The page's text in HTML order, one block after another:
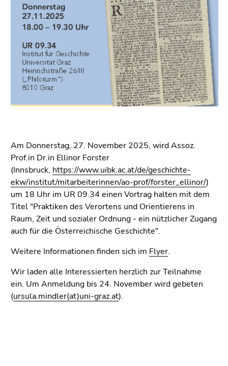
Inhalt
(Zugriffstaste
Zur
Positionsanzeige
(Zugriffstaste
2)
Zur
Hauptnavigation
den
Zusatzinformationen
(Zugriffstaste
5)
Zu
Seiteneinstellungen
(Zugriffstaste
Zur
Suche
(Zugriffstaste
Am Donnerstag, 27. November 2025, wird Assoz.
Prof.in Dr.in Ellinor Forster
(Innsbruck, https://www.uibk.ac.at/de/geschichte-
ekw/institut/mitarbeiterinnen/ao-prof/forster_ellinor/)
um 18 Uhr im UR 09.34 einen Vortrag halten mit dem
Titel "Praktiken des Verortens und Orientierens in
Raum, Zeit und sozialer Ordnung - ein nützlicher Zugang
auch für die Österreichische Geschichte".
Weitere Informationen finden sich im Flyer.
Wir laden alle Interessierten herzlich zur Teilnahme
ein. Um Anmeldung bis 24. November wird gebeten
(ursula.mindler(at)uni-graz.at).